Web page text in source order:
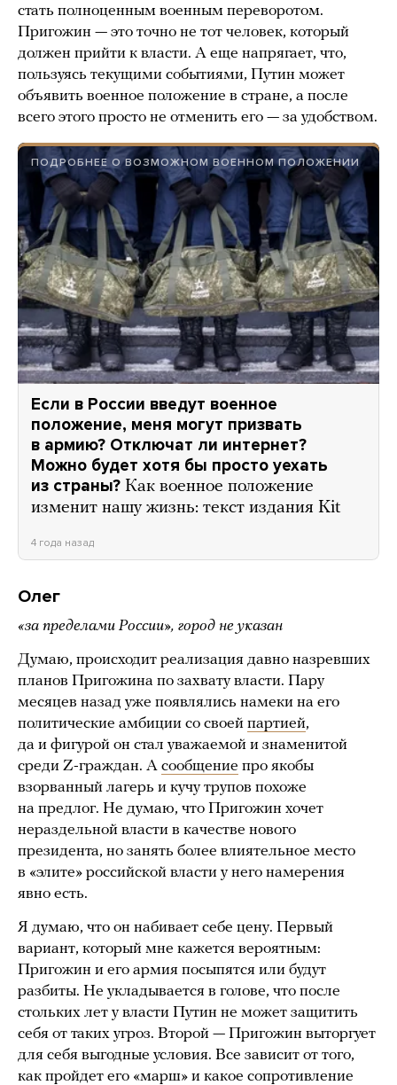
стать полноценным военным переворотом.
Пригожин — это точно не тот человек, который
должен прийти к власти. А еще напрягает, что,
пользуясь текущими событиями, Путин может
объявить военное положение в стране, а после
всего этого просто не отменить его — за удобством.
ПОДРОБНЕЕ О ВОЗМОЖНОМ ВОЕННОМ ПОЛОЖЕНИИ
Если в России введут военное
положение, меня могут призвать
в армию? Отключат ли интернет?
Можно будет хотя бы просто уехать
из страны? Как военное положение
изменит нашу жизнь: текст издания Kit
4 года назад
Олег
«за пределами России», город не указан
Думаю, происходит реализация давно назревших
планов Пригожина по захвату власти. Пару
месяцев назад уже появлялись намеки на его
политические амбиции со своей партией,
да и фигурой он стал уважаемой и знаменитой
среди Z-граждан. А сообщение про якобы
взорванный лагерь и кучу трупов похоже
на предлог. Не думаю, что Пригожин хочет
нераздельной власти в качестве нового
президента, но занять более влиятельное место
в «элите» российской власти у него намерения
явно есть.
Я думаю, что он набивает себе цену. Первый
вариант, который мне кажется вероятным:
Пригожин и его армия посыпятся или будут
разбиты. Не укладывается в голове, что после
стольких лет у власти Путин не может защитить
себя от таких угроз. Второй — Пригожин выторгует
для себя выгодные условия. Все зависит от того,
как пройдет его «марш» и какое сопротивление